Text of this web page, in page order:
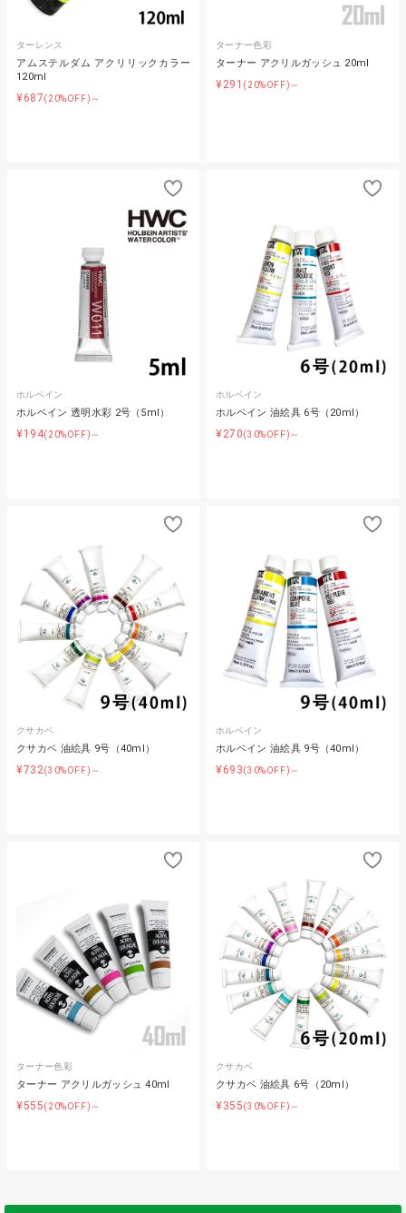
ターレンス
アムステルダム アクリリックカラー
120ml
¥687(20%OFF)～
ターナー色彩
ターナー アクリルガッシュ 20ml
¥291 (20%OFF)～
ホルベイン
ホルベイン 透明水彩 2号（5ml）
¥194(20%OFF)～
ホルベイン
ホルベイン 油絵具 6号（20ml）
¥270(30%OFF)～
クサカベ
クサカベ 油絵具 9号（40ml）
¥732(30%OFF)～
ホルベイン
ホルベイン 油絵具 9号（40ml）
¥693(30%OFF)～
ターナー色彩
ターナー アクリルガッシュ 40ml
¥555(20%OFF)～
クサカベ
クサカベ 油絵具 6号（20ml）
¥355(30%OFF)～